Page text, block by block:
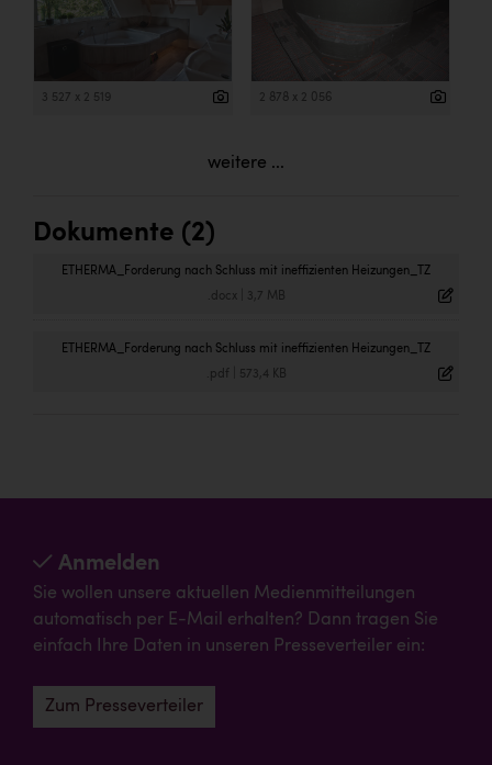
3 527 x 2 519 2 878 x 2 056
weitere ...
Dokumente (2)
ETHERMA_Forderung nach Schluss mit ineffizienten Heizungen_TZ
.docx| 3,7 MB
ETHERMA_Forderung nach Schluss mit ineffizienten Heizungen_TZ
.pdf 573,4 KB
Anmelden
Sie wollen unsere aktuellen Medienmitteilungen
automatisch per E-Mail erhalten? Dann tragen Sie
einfach Ihre Daten in unseren Presseverteiler ein:
Zum Presseverteiler